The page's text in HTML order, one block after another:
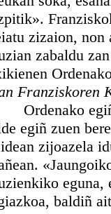
zizaion, non
zabaldu
Franziskoren
egiñ zuen
zijoazela
baldiñ